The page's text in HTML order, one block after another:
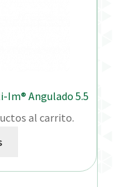
Im® Angulado 5.5
al carrito.